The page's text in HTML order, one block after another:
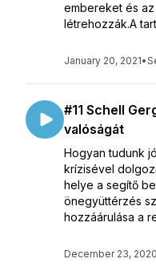
embereket és
létrehozzák.A
January 20, 2021•
#11 Schell
valóságát
Hogyan tudunk
krízisével
helye a segítő
önegyüttérzés
hozzáárulása a
December 23, 2020